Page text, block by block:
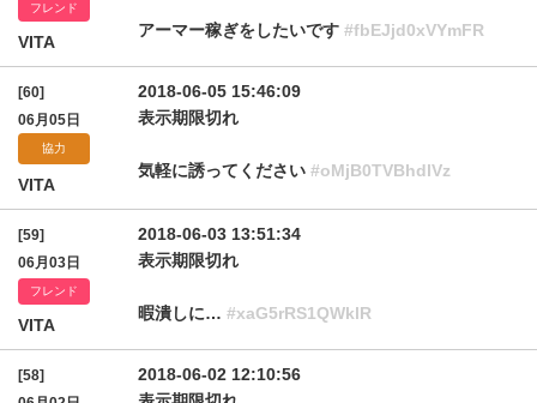
フレンド
VITA
アーマー稼ぎをしたいです #fbEJjd0xVYmFR
[60]
06月05日
協力
VITA
2018-06-05 15:46:09
表示期限切れ
気軽に誘ってください #oMjB0TVBhdlVz
[59]
06月03日
フレンド
VITA
2018-06-03 13:51:34
表示期限切れ
暇潰しに… #xaG5rRS1QWklR
[58]
2018-06-02 12:10:56